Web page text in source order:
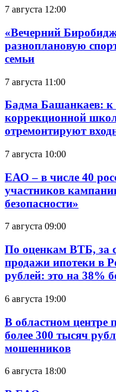
7 августа 12:00
«Вечерний
разноплановую
семьи
7 августа 11:00
Бадма Башанкаев: к
коррекционной
отремонтируют
7 августа 10:00
ЕАО – в числе 40
участников
безопасности»
7 августа 09:00
По оценкам ВТБ, за
продажи ипотеки в
рублей: это на 38%
6 августа 19:00
В областном центре
более 300 тысяч
мошенников
6 августа 18:00